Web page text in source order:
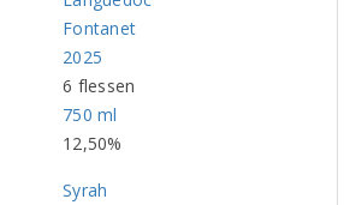
Fontanet
2025
6 flessen
750 ml
12,50%
Syrah